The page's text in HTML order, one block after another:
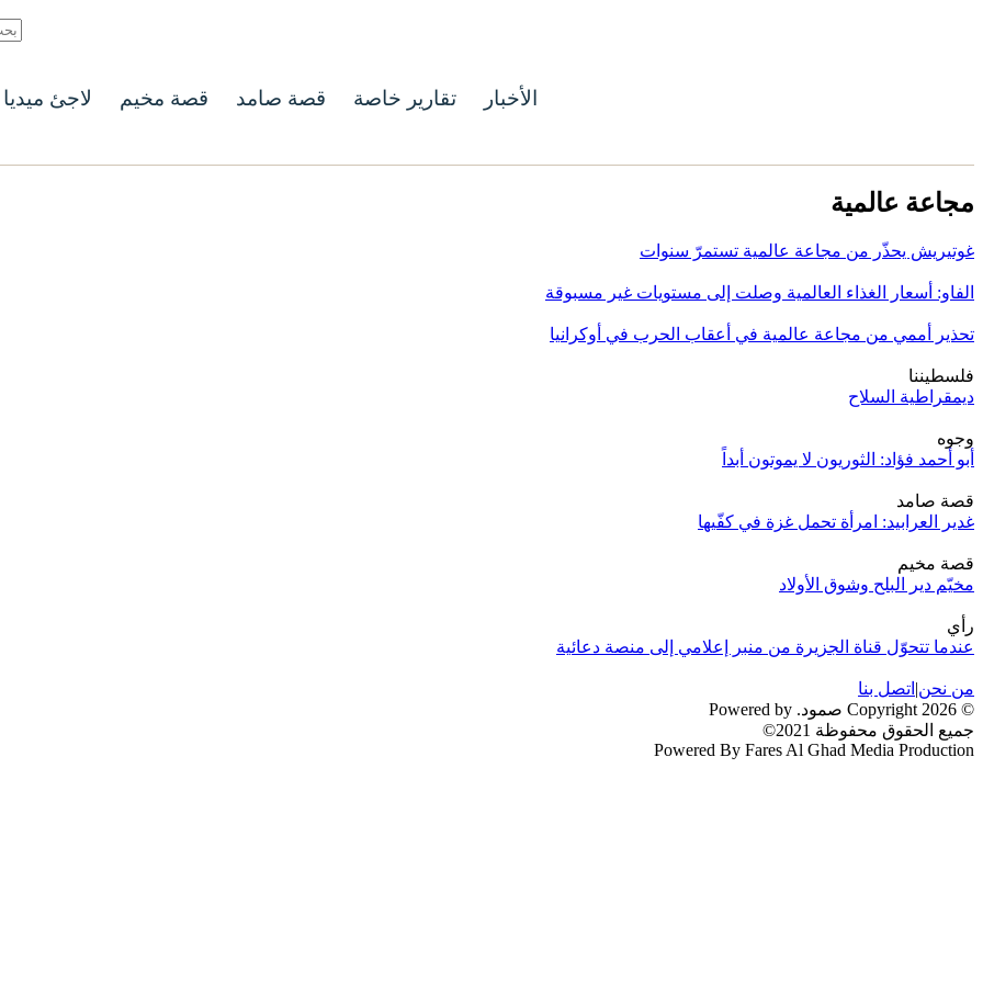
الأخبار تقارير خاصة قصة صامد قصة مخيم لاجئ ميديا
مجاعة عالمية
غوتيريش يحذّر من مجاعة عالمية تستمرّ سنوات
الفاو: أسعار الغذاء العالمية وصلت إلى مستويات غير مسبوقة
تحذير أممي من مجاعة عالمية في أعقاب الحرب في أوكرانيا
فلسطيننا
ديمقراطية السلاح
وجوه
أبو أحمد فؤاد: الثوريون لا يموتون أبداً
قصة صامد
غدير العرابيد: امرأة تحمل غزة في كفّيها
قصة مخيم
مخيّم دير البلح وشوق الأولاد
رأي
عندما تتحوّل قناة الجزيرة من منبر إعلامي إلى منصة دعائية
من نحن| اتصل بنا
© 2026 Copyright صمود. Powered by
جميع الحقوق محفوظة 2021©
Powered By Fares Al Ghad Media Production